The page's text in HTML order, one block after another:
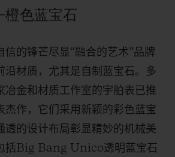
色蓝宝石
信的锋芒尽显“融合的艺术”品牌
沿材质，尤其是自制蓝宝石。多
冶金和材质工作室的宇舶表已推
杰作，它们采用新颖的彩色蓝宝
透的设计布局彰显精妙的机械美
括Big Bang Unico透明蓝宝石